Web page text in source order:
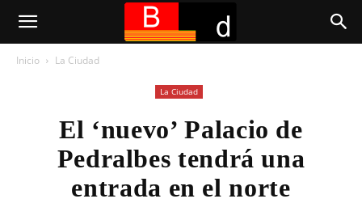
Inicio La Ciudad
La Ciudad
El ‘nuevo’ Palacio de
Pedralbes tendrá una
entrada en el norte